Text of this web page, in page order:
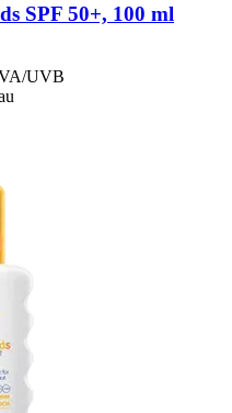
SPF 50+, 100 ml
UVB